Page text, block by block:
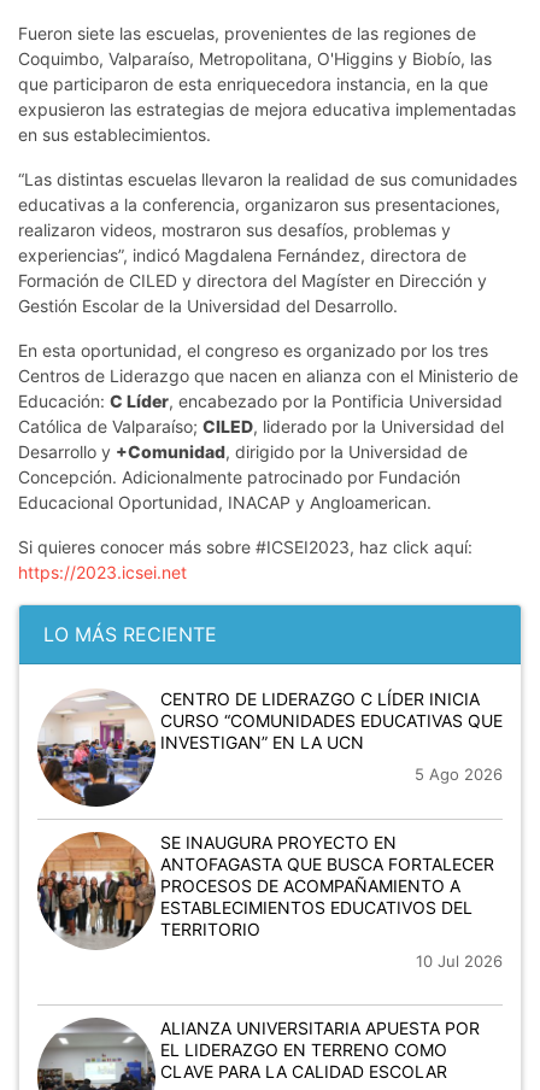
Fueron siete las escuelas, provenientes de las regiones de
Coquimbo, Valparaíso, Metropolitana, O'Higgins y Biobío, las
que participaron de esta enriquecedora instancia, en la que
expusieron las estrategias de mejora educativa implementadas
en sus establecimientos.
“Las distintas escuelas llevaron la realidad de sus comunidades
educativas a la conferencia, organizaron sus presentaciones,
realizaron videos, mostraron sus desafíos, problemas y
experiencias”, indicó Magdalena Fernández, directora de
Formación de CILED y directora del Magíster en Dirección y
Gestión Escolar de la Universidad del Desarrollo.
En esta oportunidad, el congreso es organizado por los tres
Centros de Liderazgo que nacen en alianza con el Ministerio de
Educación: C Líder, encabezado por la Pontificia Universidad
Católica de Valparaíso; CILED, liderado por la Universidad del
Desarrollo y +Comunidad, dirigido por la Universidad de
Concepción. Adicionalmente patrocinado por Fundación
Educacional Oportunidad, INACAP y Angloamerican.
Si quieres conocer más sobre #ICSEI2023, haz click aquí:
https://2023.icsei.net
LO MÁS RECIENTE
CENTRO DE LIDERAZGO C LÍDER INICIA
CURSO “COMUNIDADES EDUCATIVAS QUE
INVESTIGAN” EN LA UCN
5 Ago 2026
SE INAUGURA PROYECTO EN
ANTOFAGASTA QUE BUSCA FORTALECER
PROCESOS DE ACOMPAÑAMIENTO A
ESTABLECIMIENTOS EDUCATIVOS DEL
TERRITORIO
10 Jul 2026
ALIANZA UNIVERSITARIA APUESTA POR
EL LIDERAZGO EN TERRENO COMO
CLAVE PARA LA CALIDAD ESCOLAR